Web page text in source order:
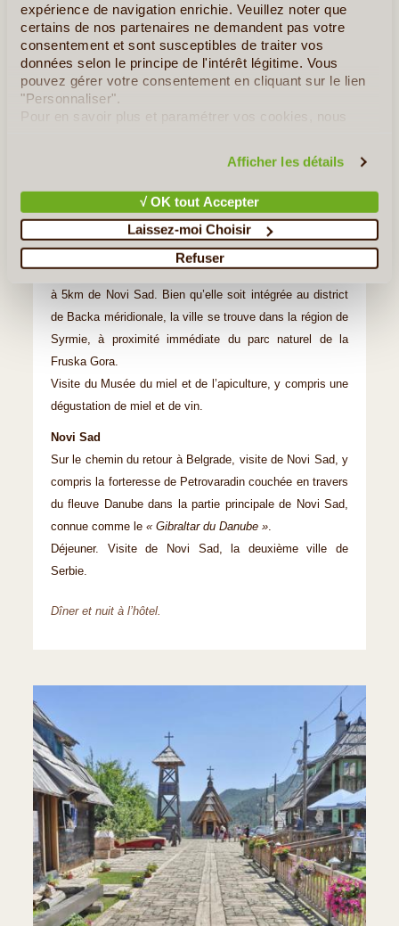
expérience de navigation enrichie. Veuillez noter que
certains de nos partenaires ne demandent pas votre
consentement et sont susceptibles de traiter vos
données selon le principe de l'intérêt légitime. Vous
pouvez gérer votre consentement en cliquant sur le lien
"Personnaliser".
Pour en savoir plus et paramétrer vos cookies, nous
Afficher les détails
√ OK tout Accepter
Laissez-moi Choisir
Refuser
Jour 2 :Belgrade - Sremski Karlovci
Départ de l’hôtel à 10h en bus pour Sremski Karlovci, une
ville pittoresque 75km au nord de Belgrade, dans la
région de Voïvodine.
Sremski Karlovci est située sur la rive droite du Danube,
à 5km de Novi Sad. Bien qu’elle soit intégrée au district
de Backa méridionale, la ville se trouve dans la région de
Syrmie, à proximité immédiate du parc naturel de la
Fruska Gora.
Visite du Musée du miel et de l’apiculture, y compris une
dégustation de miel et de vin.
Novi Sad
Sur le chemin du retour à Belgrade, visite de Novi Sad, y
compris la forteresse de Petrovaradin couchée en travers
du fleuve Danube dans la partie principale de Novi Sad,
connue comme le « Gibraltar du Danube ».
Déjeuner. Visite de Novi Sad, la deuxième ville de
Serbie.
Dîner et nuit à l’hôtel.